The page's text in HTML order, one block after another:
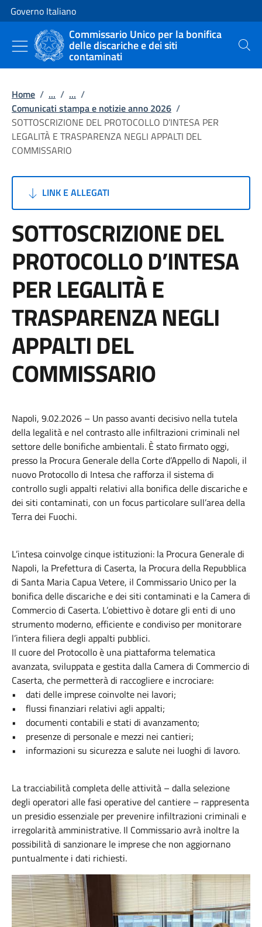
Vai al contenuto
Vai alla navigazione del sito
Governo Italiano
Commissario Unico per la bonifica
delle discariche e dei siti
contaminati Cerca
Home / ... / ... /
Comunicati stampa e notizie anno 2026 /
SOTTOSCRIZIONE DEL PROTOCOLLO D’INTESA PER
LEGALITÀ E TRASPARENZA NEGLI APPALTI DEL
COMMISSARIO
LINK E ALLEGATI
SOTTOSCRIZIONE DEL
PROTOCOLLO D’INTESA
PER LEGALITÀ E
TRASPARENZA NEGLI
APPALTI DEL
COMMISSARIO
Napoli, 9.02.2026 – Un passo avanti decisivo nella tutela
della legalità e nel contrasto alle infiltrazioni criminali nel
settore delle bonifiche ambientali. È stato firmato oggi,
presso la Procura Generale della Corte d’Appello di Napoli, il
nuovo Protocollo di Intesa che rafforza il sistema di
controllo sugli appalti relativi alla bonifica delle discariche e
dei siti contaminati, con un focus particolare sull’area della
Terra dei Fuochi.
L’intesa coinvolge cinque istituzioni: la Procura Generale di
Napoli, la Prefettura di Caserta, la Procura della Repubblica
di Santa Maria Capua Vetere, il Commissario Unico per la
bonifica delle discariche e dei siti contaminati e la Camera di
Commercio di Caserta. L’obiettivo è dotare gli enti di uno
strumento moderno, efficiente e condiviso per monitorare
l’intera filiera degli appalti pubblici.
Il cuore del Protocollo è una piattaforma telematica
avanzata, sviluppata e gestita dalla Camera di Commercio di
Caserta, che permetterà di raccogliere e incrociare:
• dati delle imprese coinvolte nei lavori;
• flussi finanziari relativi agli appalti;
• documenti contabili e stati di avanzamento;
• presenze di personale e mezzi nei cantieri;
• informazioni su sicurezza e salute nei luoghi di lavoro.
La tracciabilità completa delle attività – dalla selezione
degli operatori alle fasi operative del cantiere – rappresenta
un presidio essenziale per prevenire infiltrazioni criminali e
irregolarità amministrative. Il Commissario avrà inoltre la
possibilità di sanzionare le imprese che non aggiornano
puntualmente i dati richiesti.